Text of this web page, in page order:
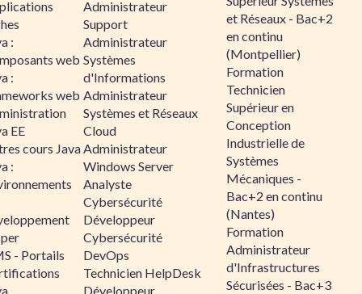
:
web
:
web
EE
cours Java
:
- Portails
Administrateur
Support
Administrateur
Systèmes
d'Informations
Administrateur
Systèmes et Réseaux
Cloud
Administrateur
Windows Server
Analyste
Cybersécurité
Développeur
Cybersécurité
DevOps
Technicien HelpDesk
Développeur
et Réseaux - Bac+2
en continu
(Montpellier)
Formation
Technicien
Supérieur en
Conception
Industrielle de
Systèmes
Mécaniques -
Bac+2 en continu
(Nantes)
Formation
Administrateur
d'Infrastructures
Sécurisées - Bac+3